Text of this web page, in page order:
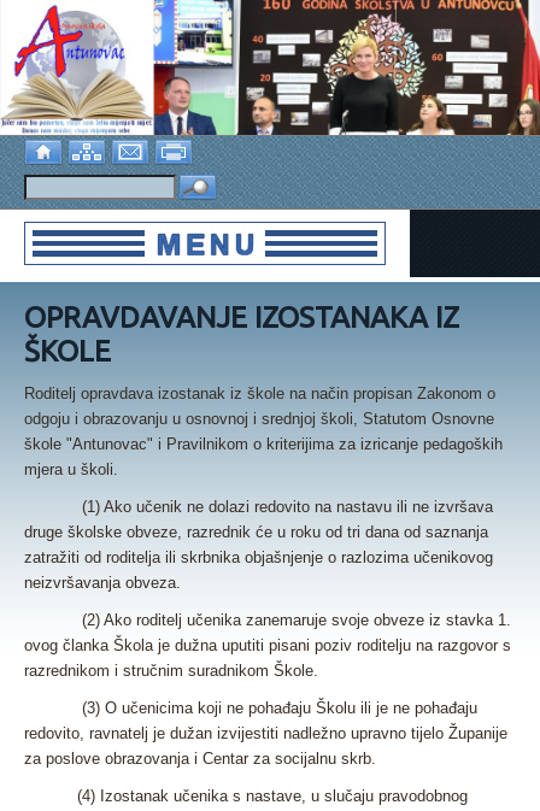
OPRAVDAVANJE IZOSTANAKA IZ
ŠKOLE
Roditelj opravdava izostanak iz škole na način propisan Zakonom o
odgoju i obrazovanju u osnovnoj i srednjoj školi, Statutom Osnovne
škole "Antunovac" i Pravilnikom o kriterijima za izricanje pedagoških
mjera u školi.
(1) Ako učenik ne dolazi redovito na nastavu ili ne izvršava
druge školske obveze, razrednik će u roku od tri dana od saznanja
zatražiti od roditelja ili skrbnika objašnjenje o razlozima učenikovog
neizvršavanja obveza.
(2) Ako roditelj učenika zanemaruje svoje obveze iz stavka 1.
ovog članka Škola je dužna uputiti pisani poziv roditelju na razgovor s
razrednikom i stručnim suradnikom Škole.
(3) O učenicima koji ne pohađaju Školu ili je ne pohađaju
redovito, ravnatelj je dužan izvijestiti nadležno upravno tijelo Županije
za poslove obrazovanja i Centar za socijalnu skrb.
(4) Izostanak učenika s nastave, u slučaju pravodobnog